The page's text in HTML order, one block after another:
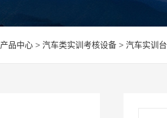
产品中心 > 汽车类实训考核设备 > 汽车实训台